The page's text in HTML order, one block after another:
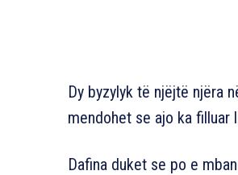
Dy byzylyk të njëjtë njëra
mendohet se ajo ka filluar
Dafina duket se po e